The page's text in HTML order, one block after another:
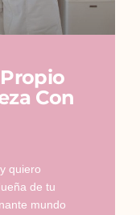
Con
quiero
de tu
mundo